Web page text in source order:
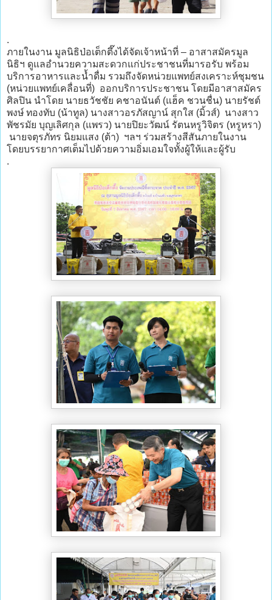
.
ภายในงาน มูลนิธิป่อเต็กตึ๊งได้จัดเจ้าหน้าที่ – อาสาสมัครมูล
นิธิฯ ดูแลอำนวยความสะดวกแก่ประชาชนที่มารอรับ พร้อม
บริการอาหารและน้ำดื่ม รวมถึงจัดหน่วยแพทย์สงเคราะห์ชุมชน
(หน่วยแพทย์เคลื่อนที่) ออกบริการประชาชน โดยมีอาสาสมัคร
ศิลปิน นำโดย นายธวัชชัย คชาอนันต์ (แฮ็ค ชวนชื่น) นายรัชต์
พงษ์ ทองทับ (น้าทูล) นางสาวอรภัสญาน์ สุกใส (มิ้วส์) นางสาว
พัชรมัย บุญเลิศกุล (แพรว) นายปิยะวัฒน์ รัตนหรูวิจิตร (หรูหรา)
นายจตุรภัทร นิยมแสง (ต้า) ฯลฯ ร่วมสร้างสีสันภายในงาน
โดยบรรยากาศเต็มไปด้วยความอิ่มเอมใจทั้งผู้ให้และผู้รับ
.